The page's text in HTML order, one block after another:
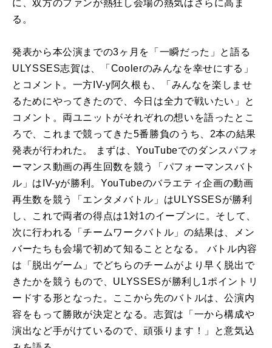
に、双方のファンが熱狂し会場の熱気はさらに高ま
る。
発表から本公演までの3ヶ月を「一瞬だった」と語る
ULYSSES志賀は、「Coolerのみんなを幸せにする」
とコメント。一方IV-y阿久根も、「みんなを楽しませ
るためにやってきたので、今日は全力で戦いたい」と
コメント。両ユニットがそれぞれの想いを語ったとこ
ろで、これまで競ってきた5番勝負のうち、2本の結果
発表が行われた。 まずは、YouTubeでのダンスパフォ
ーマンス動画の再生回数を競う「パフォーマンスバト
ル」はIV-yが勝利。YouTubeのバラエティ企画の動画
再生数を競う「エンタメバトル」はULYSSESが勝利
し、これで両者の得点は1対1のイーブンに。そして、
次に行われる「チームワークバトル」の結果は、メン
バーたちも会場で初めて知ることとなる。 バトル内容
は「脱出ゲーム」でどちらのチームがより早く脱出で
きたかを競うもので、ULYSSESが勝利し1ポイントリ
ードする形となった。ここから先のバトルは、公演内
容をもって勝敗が決定となる。志賀は「一から構成や
演出など手がけているので、頑張ります！」と意気込